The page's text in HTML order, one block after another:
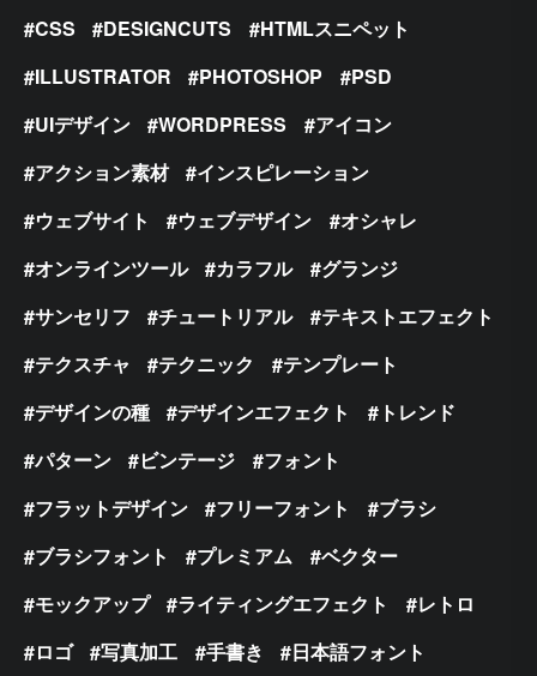
CSS DESIGNCUTS
HTMLスニペット
ILLUSTRATOR
PHOTOSHOP
PSD
UIデザイン
WORDPRESS
アイコン
アクション素材
インスピレーション
ウェブサイト
ウェブデザイン
オシャレ
オンラインツール
カラフル
グランジ
サンセリフ
チュートリアル
テキストエフェクト
テクスチャ
テクニック
テンプレート
デザインの種
デザインエフェクト
トレンド
パターン
ビンテージ
フォント
フラットデザイン
フリーフォント
ブラシ
ブラシフォント
プレミアム
ベクター
モックアップ
ライティングエフェクト
レトロ
ロゴ
写真加工 手書き
日本語フォント